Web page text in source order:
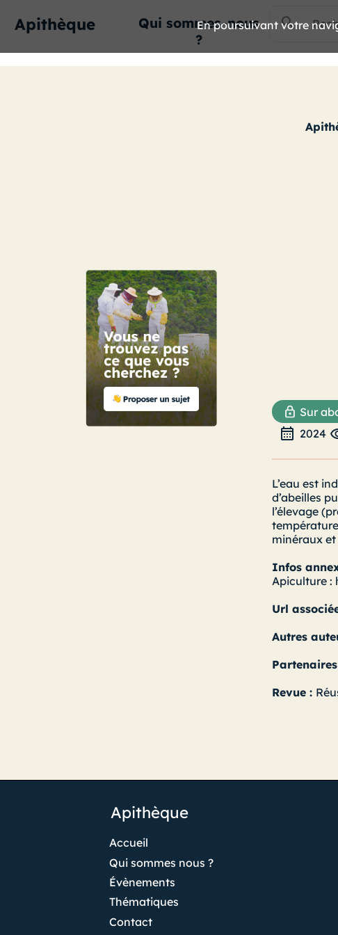
Apithèque
Qui sommes-nous
?
Sur
2024
L’eau est
d’abeilles
l’élevage
minéraux
Infos
Apiculture
Url
Autres
Revue :
Apithèque
Accueil
Qui sommes nous ?
Évènements
Thématiques
Contact
En poursuivant votre